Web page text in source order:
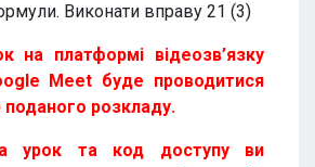
Виконати вправу 21 (3)
на платформі відеозв’язку
Meet буде проводитися
поданого розкладу.
урок та код доступу ви